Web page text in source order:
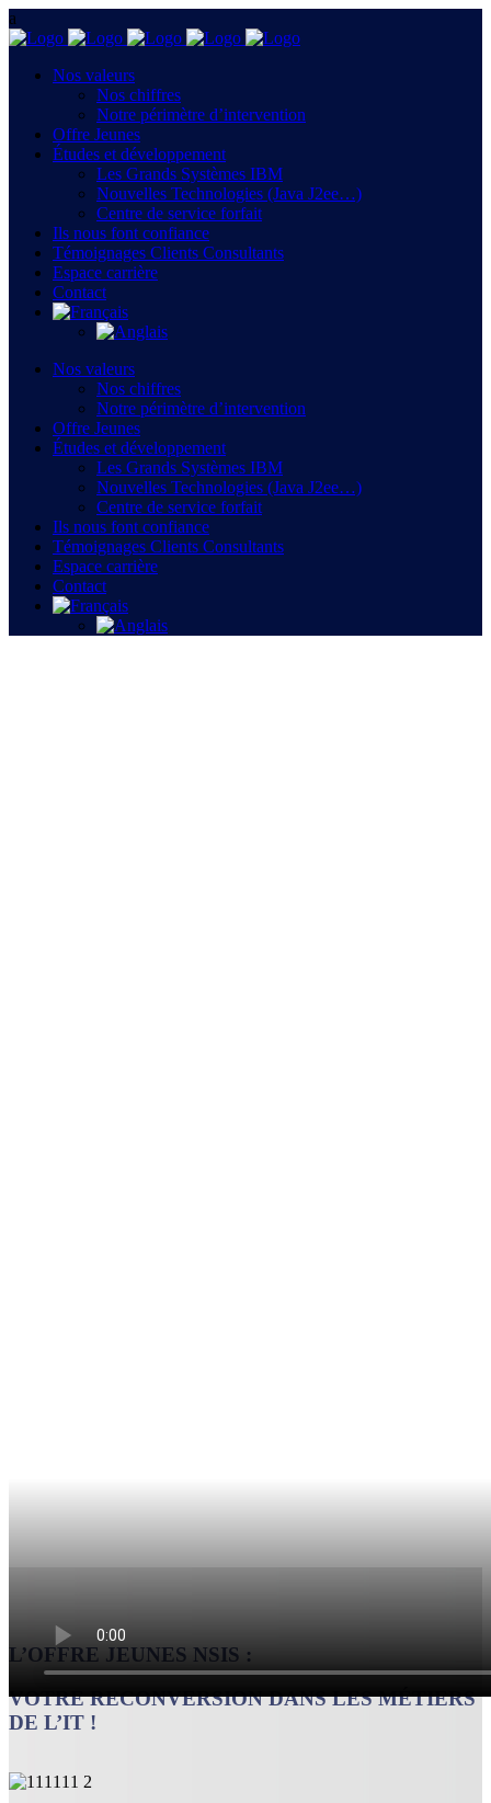
Nos valeurs
Nos chiffres
Notre périmètre d’intervention
Offre Jeunes
Études et développement
Les Grands Systèmes IBM
Nouvelles Technologies (Java J2ee…)
Centre de service forfait
Ils nous font confiance
Témoignages Clients Consultants
Espace carrière
Contact
Nos valeurs
Nos chiffres
Notre périmètre d’intervention
Offre Jeunes
Études et développement
Les Grands Systèmes IBM
Nouvelles Technologies (Java J2ee…)
Centre de service forfait
Ils nous font confiance
Témoignages Clients Consultants
Espace carrière
Contact
L’OFFRE JEUNES NSIS :
VOTRE RECONVERSION DANS LES MÉTIERS
DE L’IT !